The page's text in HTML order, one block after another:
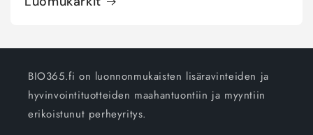
BIO365.fi on luonnonmukaisten lisäravinteiden ja
hyvinvointituotteiden maahantuontiin ja myyntiin
erikoistunut perheyritys.